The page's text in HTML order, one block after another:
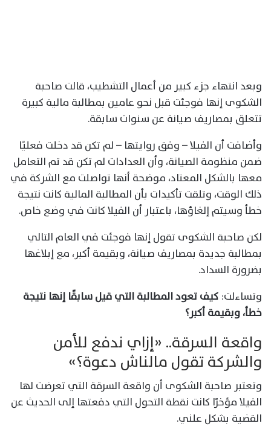
وبعد انتهاء جزء كبير من أعمال التشطيب، قالت صاحبة
الشكوى إنها فوجئت قبل نحو عامين بمطالبة مالية كبيرة
تتعلق بمصاريف صيانة عن سنوات سابقة.
وأضافت أن الفيلا – وفق روايتها – لم تكن قد دخلت فعليًا
ضمن منظومة الصيانة، وأن العدادات لم تكن قد تم التعامل
معها بالشكل المعتاد، موضحة أنها تواصلت مع الشركة في
ذلك الوقت، وتلقت تأكيدات بأن المطالبة المالية كانت نتيجة
خطأ وسيتم إلغاؤها، باعتبار أن الفيلا كانت في وضع خاص.
لكن صاحبة الشكوى تقول إنها فوجئت في العام التالي
بمطالبة جديدة بمصاريف صيانة، وبقيمة أكبر، مع إبلاغها
بضرورة السداد.
وتساءلت: كيف تعود المطالبة التي قيل سابقًا إنها نتيجة
خطأ، وبقيمة أكبر؟
واقعة السرقة.. «إزاي ندفع للأمن
والشركة تقول مالناش دعوة؟»
وتعتبر صاحبة الشكوى أن واقعة السرقة التي تعرضت لها
الفيلا مؤخرًا كانت نقطة التحول التي دفعتها إلى الحديث عن
القضية بشكل علني.